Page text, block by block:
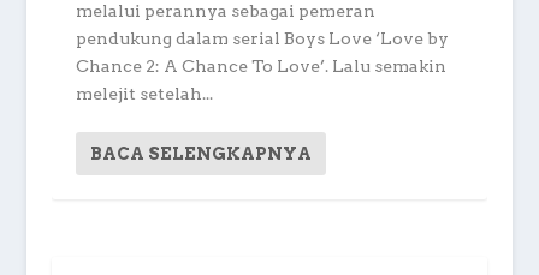
melalui perannya sebagai pemeran
pendukung dalam serial Boys Love ‘Love by
Chance 2: A Chance To Love’. Lalu semakin
melejit setelah...
BACA SELENGKAPNYA